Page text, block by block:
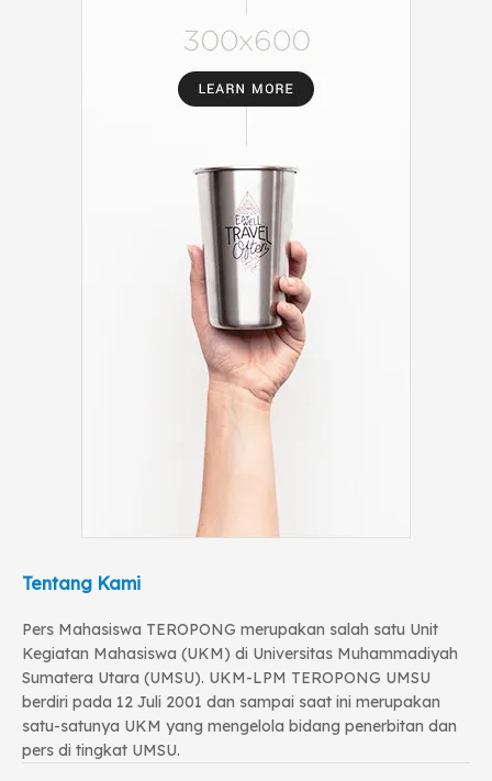
Tentang Kami
Pers Mahasiswa TEROPONG merupakan salah satu Unit
Kegiatan Mahasiswa (UKM) di Universitas Muhammadiyah
Sumatera Utara (UMSU). UKM-LPM TEROPONG UMSU
berdiri pada 12 Juli 2001 dan sampai saat ini merupakan
satu-satunya UKM yang mengelola bidang penerbitan dan
pers di tingkat UMSU.